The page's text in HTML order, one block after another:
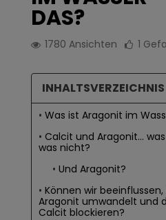
DAS?
1780 Ansichten 1
INHALTSVERZEICHNIS
Was ist Aragonit im
Calcit und Aragonit...
was nicht?
Und Aragonit?
Können wir
Aragonit umwandelt und
Calcit blockieren?